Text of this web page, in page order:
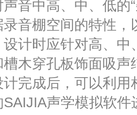
音中高、中、低的
音棚空间的特性
计时应针对高、
木穿孔板饰面吸
完成后，可以利
声学模拟软